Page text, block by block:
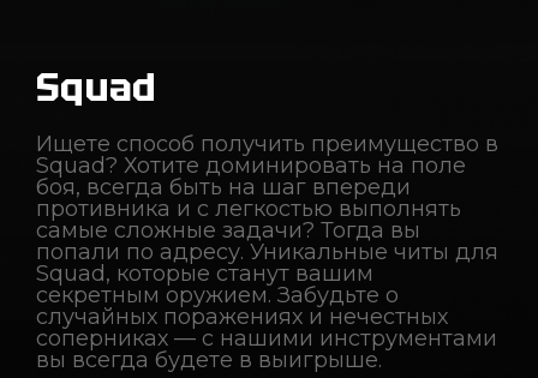
Squad
Ищете способ получить преимущество в
Squad? Хотите доминировать на поле
боя, всегда быть на шаг впереди
противника и с легкостью выполнять
самые сложные задачи? Тогда вы
попали по адресу. Уникальные читы для
Squad, которые станут вашим
секретным оружием. Забудьте о
случайных поражениях и нечестных
соперниках — с нашими инструментами
вы всегда будете в выигрыше.